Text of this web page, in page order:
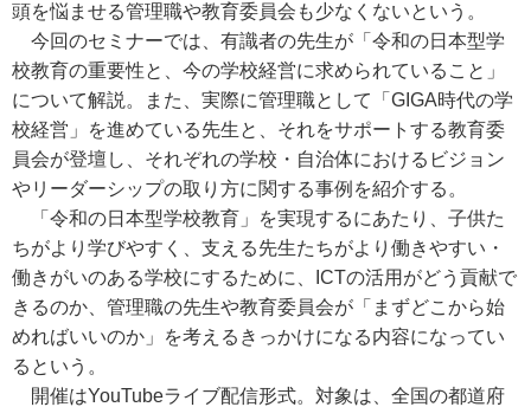
頭を悩ませる管理職や教育委員会も少なくないという。
今回のセミナーでは、有識者の先生が「令和の日本型学
校教育の重要性と、今の学校経営に求められていること」
について解説。また、実際に管理職として「GIGA時代の学
校経営」を進めている先生と、それをサポートする教育委
員会が登壇し、それぞれの学校・自治体におけるビジョン
やリーダーシップの取り方に関する事例を紹介する。
「令和の日本型学校教育」を実現するにあたり、子供た
ちがより学びやすく、支える先生たちがより働きやすい・
働きがいのある学校にするために、ICTの活用がどう貢献で
きるのか、管理職の先生や教育委員会が「まずどこから始
めればいいのか」を考えるきっかけになる内容になってい
るという。
開催はYouTubeライブ配信形式。対象は、全国の都道府